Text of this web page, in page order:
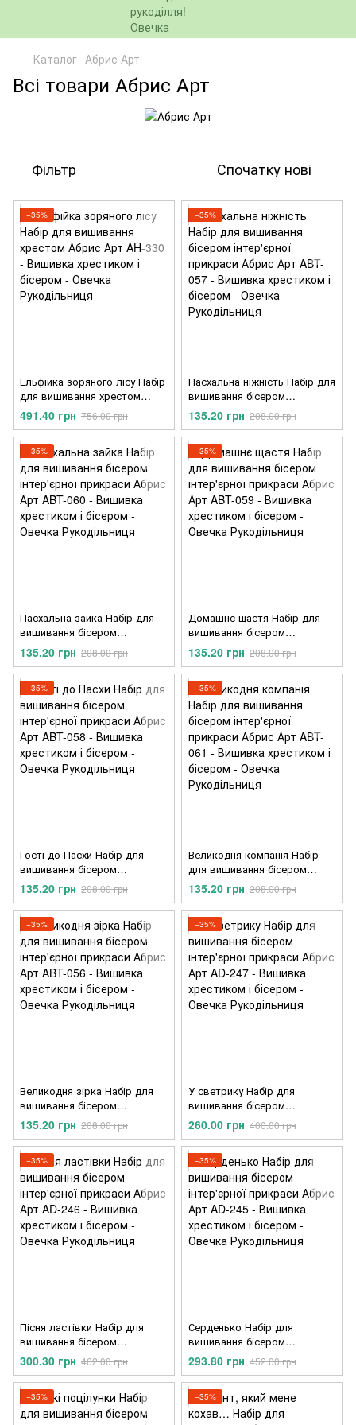
Каталог Абрис Арт
Всі товари Абрис Арт
Фільтр Спочатку нові
−35%
Ельфійка зоряного лісу Набір
для вишивання хрестом
Абрис Арт AH-330
491.40 грн 756.00 грн
−35%
Пасхальна ніжність Набір для
вишивання бісером
інтер'єрної прикраси Абрис
Арт ABT-057
135.20 грн 208.00 грн
−35%
Пасхальна зайка Набір для
вишивання бісером
інтер'єрної прикраси Абрис
Арт ABT-060
135.20 грн 208.00 грн
−35%
Домашнє щастя Набір для
вишивання бісером
інтер'єрної прикраси Абрис
Арт ABT-059
135.20 грн 208.00 грн
−35%
Гості до Пасхи Набір для
вишивання бісером
інтер'єрної прикраси Абрис
Арт ABT-058
135.20 грн 208.00 грн
−35%
Великодня компанія Набір
для вишивання бісером
інтер'єрної прикраси Абрис
Арт ABT-061
135.20 грн 208.00 грн
−35%
Великодня зірка Набір для
вишивання бісером
інтер'єрної прикраси Абрис
Арт ABT-056
135.20 грн 208.00 грн
−35%
У светрику Набір для
вишивання бісером
інтер'єрної прикраси Абрис
Арт AD-247
260.00 грн 400.00 грн
−35%
Пісня ластівки Набір для
вишивання бісером
інтер'єрної прикраси Абрис
Арт AD-246
300.30 грн 462.00 грн
−35%
Серденько Набір для
вишивання бісером
інтер'єрної прикраси Абрис
Арт AD-245
293.80 грн 452.00 грн
−35% −35%